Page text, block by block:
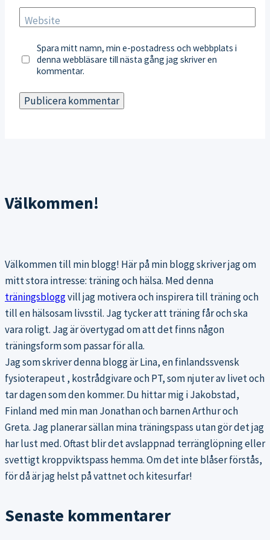
Website
Spara mitt namn, min e-postadress och webbplats i
denna webbläsare till nästa gång jag skriver en
kommentar.
Välkommen!
Välkommen till min blogg! Här på min blogg skriver jag om
mitt stora intresse: träning och hälsa. Med denna
träningsbloggvill jag motivera och inspirera till träning och
till en hälsosam livsstil. Jag tycker att träning får och ska
vara roligt. Jag är övertygad om att det finns någon
träningsform som passar för alla.
Jag som skriver denna blogg är Lina, en finlandssvensk
fysioterapeut , kostrådgivare och PT, som njuter av livet och
tar dagen som den kommer. Du hittar mig i Jakobstad,
Finland med min man Jonathan och barnen Arthur och
Greta. Jag planerar sällan mina träningspass utan gör det jag
har lust med. Oftast blir det avslappnad terränglöpning eller
svettigt kroppviktspass hemma. Om det inte blåser förstås,
för då är jag helst på vattnet och kitesurfar!
Senaste kommentarer